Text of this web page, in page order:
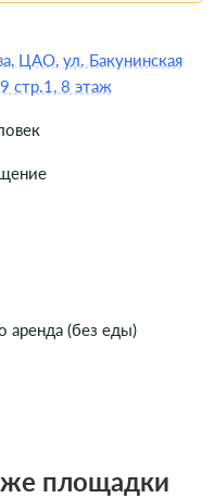
ЦАО, ул. Бакунинская
стр.1, 8 этаж
аренда (без еды)
площадки